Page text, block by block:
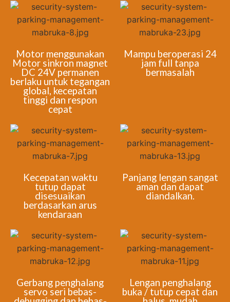
Motor menggunakan
Motor sinkron magnet
DC 24V permanen
berlaku untuk tegangan
global, kecepatan
tinggi dan respon
cepat
Mampu beroperasi 24
jam full tanpa
bermasalah
Kecepatan waktu
tutup dapat
disesuaikan
berdasarkan arus
kendaraan
Panjang lengan sangat
aman dan dapat
diandalkan.
Gerbang penghalang
servo seri bebas-
Lengan penghalang
buka / tutup cepat dan